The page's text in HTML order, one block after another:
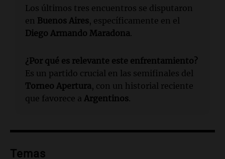
Los últimos tres encuentros se disputaron
en Buenos Aires, específicamente en el
Diego Armando Maradona.
¿Por qué es relevante este enfrentamiento?
Es un partido crucial en las semifinales del
Torneo Apertura, con un historial reciente
que favorece a Argentinos.
Temas